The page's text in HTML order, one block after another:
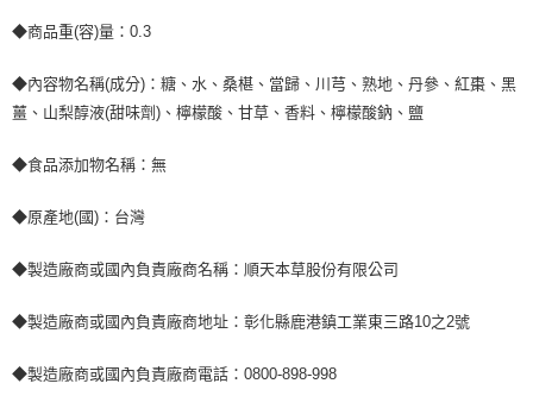
◆商品重(容)量：0.3
◆內容物名稱(成分)：糖、水、桑椹、當歸、川芎、熟地、丹參、紅棗、黑
薑、山梨醇液(甜味劑)、檸檬酸、甘草、香料、檸檬酸鈉、鹽
◆食品添加物名稱：無
◆原產地(國)：台灣
◆製造廠商或國內負責廠商名稱：順天本草股份有限公司
◆製造廠商或國內負責廠商地址：彰化縣鹿港鎮工業東三路10之2號
◆製造廠商或國內負責廠商電話：0800-898-998